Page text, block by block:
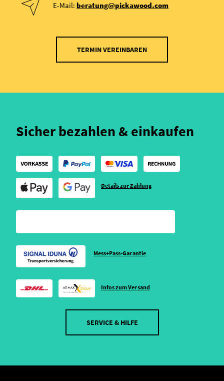
E-Mail: beratung@pickawood.com
TERMIN VEREINBAREN
Sicher bezahlen & einkaufen
Details zur Zahlung
Mess+Pass-Garantie
Infos zum Versand
SERVICE & HILFE